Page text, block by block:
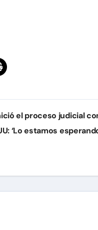
el proceso judicial
‘Lo estamos